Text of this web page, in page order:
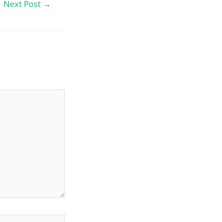
Next Post →